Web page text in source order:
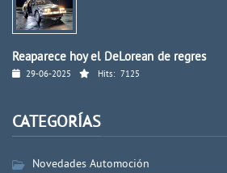
Reaparece hoy el DeLorean de regres
29-06-2025 Hits: 7125
CATEGORÍAS
Novedades Automoción